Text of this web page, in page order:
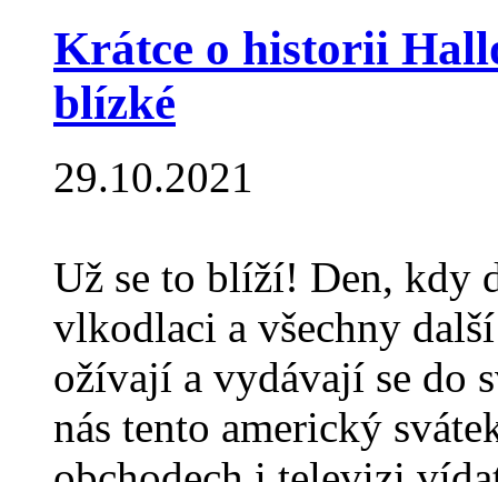
Krátce o historii
blízké
29.10.2021
Už se to blíží! Den, kdy
vlkodlaci a všechny
ožívají a vydávají se do
nás tento americký